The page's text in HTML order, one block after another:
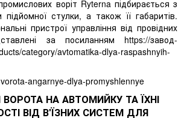
воріт Ryterna підбирається з
підйомної стулки, а також її габаритів.
пристрої управління від провідних
за посиланням https://завод-
category/avtomatika-dlya-raspashnyih-
ВОРОТА НА АВТОМИЙКУ ТА ЇХНІ
ВІД В'ЇЗНИХ СИСТЕМ ДЛЯ